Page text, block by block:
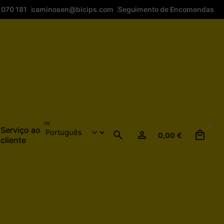
181 caminosen@bicips.com Seguimento de Encomendas
Serviço ao
cliente
0,00 €
0